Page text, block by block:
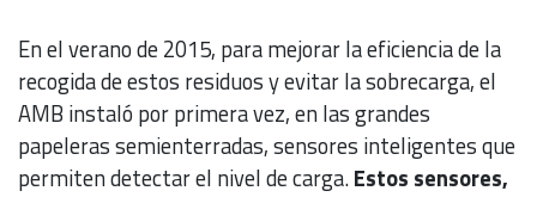
En el verano de 2015, para mejorar la eficiencia de la
recogida de estos residuos y evitar la sobrecarga, el
AMB instaló por primera vez, en las grandes
papeleras semienterradas, sensores inteligentes que
permiten detectar el nivel de carga.Estos sensores,